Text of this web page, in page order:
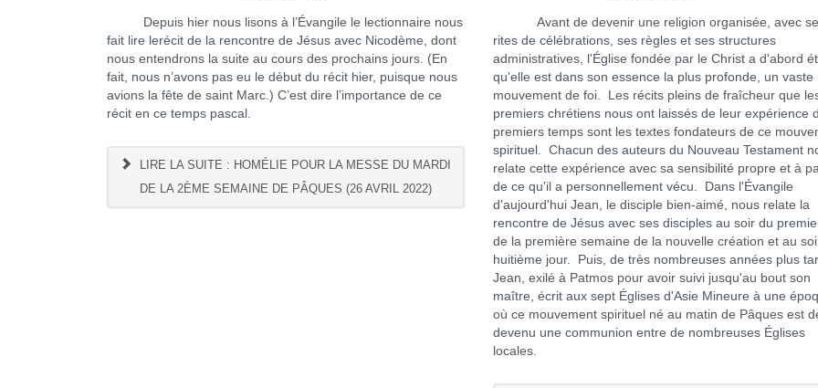
Depuis hier nous lisons à l’Évangile le lectionnaire nous
fait lire lerécit de la rencontre de Jésus avec Nicodème, dont
nous entendrons la suite au cours des prochains jours. (En
fait, nous n’avons pas eu le début du récit hier, puisque nous
avions la fête de saint Marc.) C’est dire l’importance de ce
récit en ce temps pascal.
LIRE LA SUITE : HOMÉLIE POUR LA MESSE DU MARDI
DE LA 2ÈME SEMAINE DE PÂQUES (26 AVRIL 2022)
Avant de devenir une religion organisée, avec
rites de célébrations, ses règles et ses structures
administratives, l'Église fondée par le Christ a d'abord
qu'elle est dans son essence la plus profonde, un vaste
mouvement de foi. Les récits pleins de fraîcheur que
premiers chrétiens nous ont laissés de leur expérience
premiers temps sont les textes fondateurs de ce
spirituel. Chacun des auteurs du Nouveau Testament
relate cette expérience avec sa sensibilité propre et à
de ce qu'il a personnellement vécu. Dans l'Évangile
d'aujourd'hui Jean, le disciple bien-aimé, nous relate la
rencontre de Jésus avec ses disciples au soir du
de la première semaine de la nouvelle création et au
huitième jour. Puis, de très nombreuses années plus
Jean, exilé à Patmos pour avoir suivi jusqu'au bout son
maître, écrit aux sept Églises d'Asie Mineure à une
où ce mouvement spirituel né au matin de Pâques est
devenu une communion entre de nombreuses Églises
locales.